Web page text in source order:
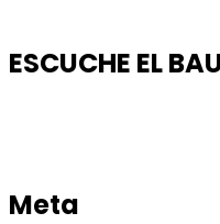
ESCUCHE EL
Meta